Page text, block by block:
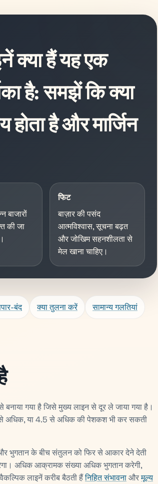
क्या हैं यह एक
है: समझें कि क्या
होता है और मार्जिन
बाजारों
की जा
फिट
बाज़ार की पसंद
आत्मविश्वास, सूचना बढ़त
और जोखिम सहनशीलता से
मेल खाना चाहिए।
बंद क्या तुलना करें सामान्य गलतियां
गया है जिसे मुख्य लाइन से दूर ले जाया गया है।
अधिक, या 4.5 से अधिक की पेशकश भी कर सकती
भुगतान के बीच संतुलन को फिर से आकार देने देती
अधिक आक्रामक संख्या अधिक भुगतान करेगी,
लाइनें करीब बैठती हैंनिहित संभावनाऔरमूल्य